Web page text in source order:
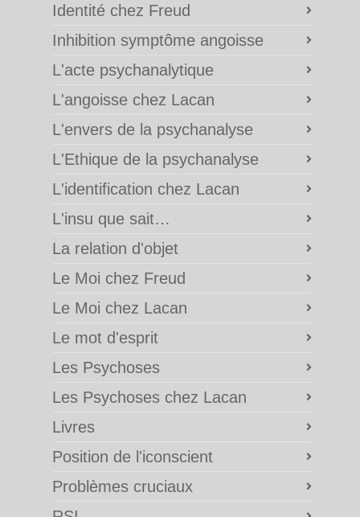
Identité chez Freud
Inhibition symptôme angoisse
L'acte psychanalytique
L'angoisse chez Lacan
L'envers de la psychanalyse
L'Ethique de la psychanalyse
L'identification chez Lacan
L'insu que sait…
La relation d'objet
Le Moi chez Freud
Le Moi chez Lacan
Le mot d'esprit
Les Psychoses
Les Psychoses chez Lacan
Livres
Position de l'iconscient
Problèmes cruciaux